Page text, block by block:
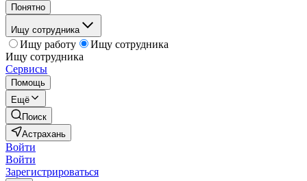
Понятно
Ищу сотрудника
Ищу работу
Ищу сотрудника
Ищу сотрудника
Сервисы
Помощь
Ещё
Поиск
Астрахань
Войти
Войти
Зарегистрироваться